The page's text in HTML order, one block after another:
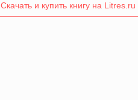
Скачать и купить книгу на Litres.ru